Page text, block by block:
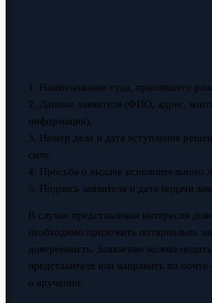
1. Наименование суда, принявшего
2. Данные заявителя (ФИО, адрес,
информация).
3. Номер дела и дата вступления
силу.
4. Просьба о выдаче исполнительного
5. Подпись заявителя и дата подачи
В случае представления интересов
необходимо приложить нотариально
доверенность. Заявление можно
представителя или направить по
о вручении.